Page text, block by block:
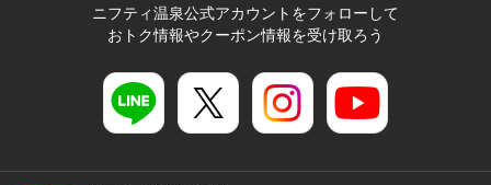
ニフティ温泉公式アカウントをフォローして
おトク情報やクーポン情報を受け取ろう